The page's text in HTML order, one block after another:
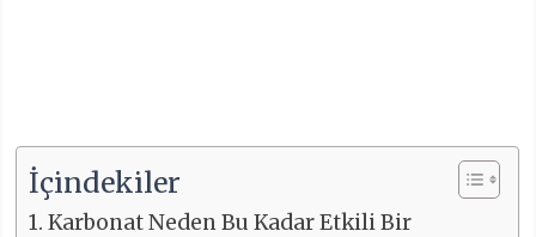
İçindekiler
Karbonat Neden Bu Kadar Etkili Bir